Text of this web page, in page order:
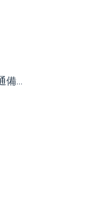
中國化妝品註冊備案服務（普通備案與特殊註冊）